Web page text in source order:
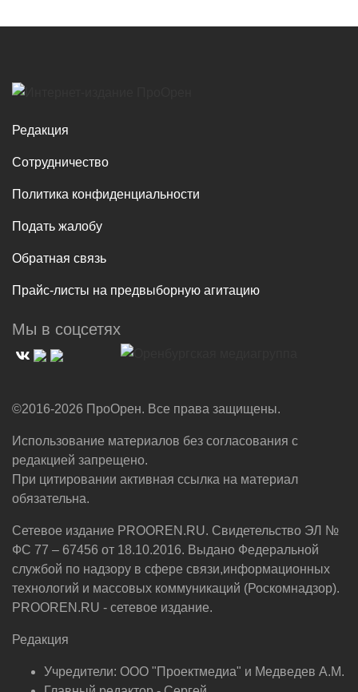
Редакция
Сотрудничество
Политика конфиденциальности
Подать жалобу
Обратная связь
Прайс-листы на предвыборную агитацию
Мы в соцсетях
©2016-2026 ПроОрен. Все права защищены.
Использование материалов без согласования с
редакцией запрещено.
При цитировании активная ссылка на материал
обязательна.
Сетевое издание PROOREN.RU. Свидетельство ЭЛ №
ФС 77 – 67456 от 18.10.2016. Выдано Федеральной
службой по надзору в сфере связи,информационных
технологий и массовых коммуникаций (Роскомнадзор).
PROOREN.RU - сетевое издание.
Редакция
Учредители: ООО "Проектмедиа" и Медведев А.М.